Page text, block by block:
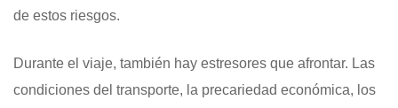
de estos riesgos.
Durante el viaje, también hay estresores que afrontar. Las
condiciones del transporte, la precariedad económica, los